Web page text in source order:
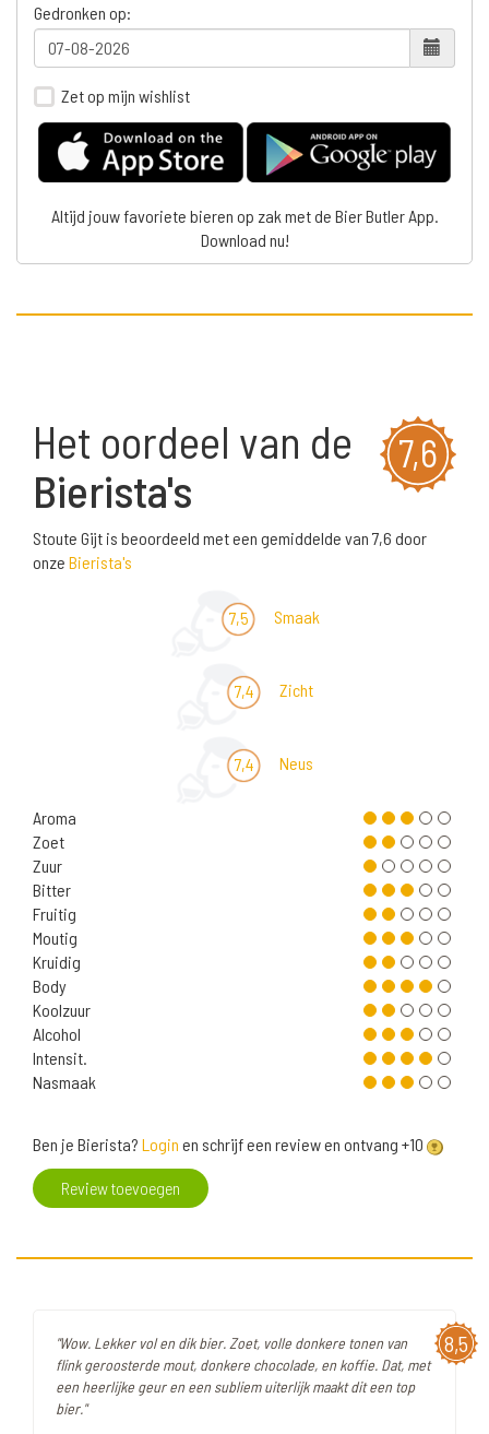
Gedronken op:
Zet op mijn wishlist
Altijd jouw favoriete bieren op zak met de Bier Butler App.
Download nu!
7,6
Het oordeel van de
Bierista's
Stoute Gijt is beoordeeld met een gemiddelde van 7,6 door
onze Bierista's
7,5 Smaak
7,4 Zicht
7,4 Neus
Aroma
Zoet
Zuur
Bitter
Fruitig
Moutig
Kruidig
Body
Koolzuur
Alcohol
Intensit.
Nasmaak
Ben je Bierista? Login en schrijf een review en ontvang +10
Review toevoegen
8,5
"Wow. Lekker vol en dik bier. Zoet, volle donkere tonen van
flink geroosterde mout, donkere chocolade, en koffie. Dat, met
een heerlijke geur en een subliem uiterlijk maakt dit een top
bier."